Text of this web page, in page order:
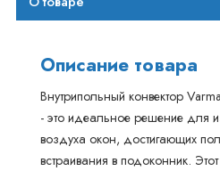
Описание товара
Внутрипольный конвектор
- это идеальное решение для
воздуха окон, достигающих
встраивания в подоконник.